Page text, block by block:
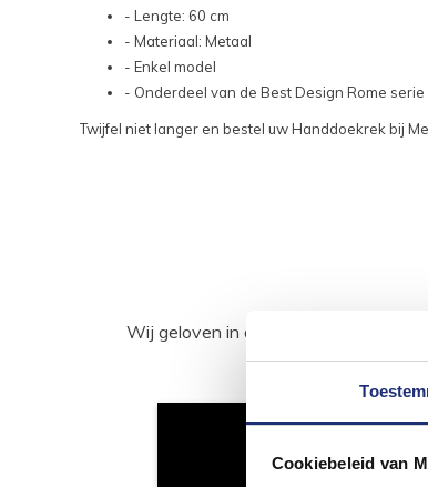
Cookiebeleid van
- Lengte: 60 cm
- Materiaal: Metaal
- Enkel model
- Onderdeel van de Best Design Rome serie
Twijfel niet langer en bestel uw Handdoekrek bij
Wij geloven in de kracht van delen.